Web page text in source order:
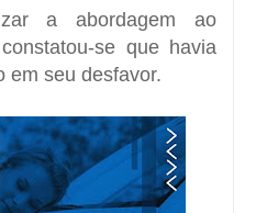
a abordagem ao
se que havia
em seu desfavor.